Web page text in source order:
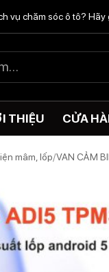
vụ chăm sóc ô tô? Hãy
THIỆU CỬA
mâm, lốp/VAN CẢM